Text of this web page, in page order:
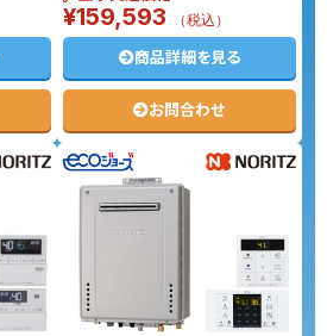
¥159,593 （税込）
商品詳細を見る
お問合わせ